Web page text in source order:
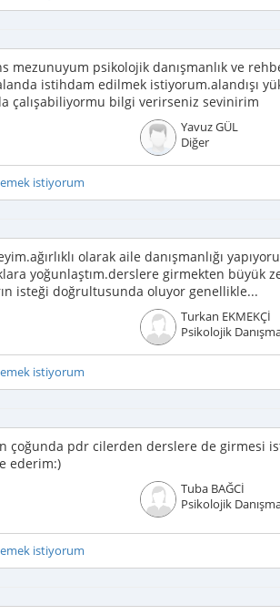
mezunuyum psikolojik danışmanlık ve
istihdam edilmek istiyorum.alandışı
çalışabiliyormu bilgi verirseniz sevinirim
Yavuz GÜL
Diğer
istiyorum
olarak aile danışmanlığı
yoğunlaştım.derslere girmekten büyük
isteği doğrultusunda oluyor genellikle...
Turkan EKMEKÇİ
Psikolojik
istiyorum
çoğunda pdr cilerden derslere de girmesi
ederim:)
Tuba BAĞCİ
Psikolojik
istiyorum